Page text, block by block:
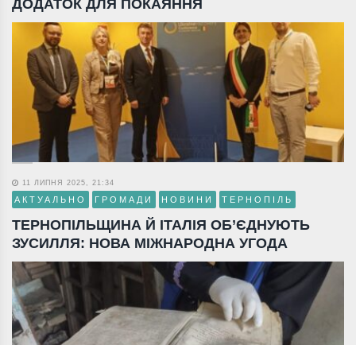
ДОДАТОК ДЛЯ ПОКАЯННЯ
11 ЛИПНЯ 2025, 21:34
АКТУАЛЬНО ГРОМАДИ НОВИНИ ТЕРНОПІЛЬ
ТЕРНОПІЛЬЩИНА Й ІТАЛІЯ ОБ’ЄДНУЮТЬ
ЗУСИЛЛЯ: НОВА МІЖНАРОДНА УГОДА